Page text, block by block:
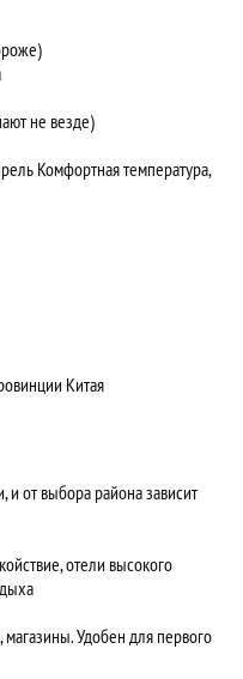
не везде)
Комфортная температура,
Китая
и от выбора района зависит
отели высокого
Удобен для первого